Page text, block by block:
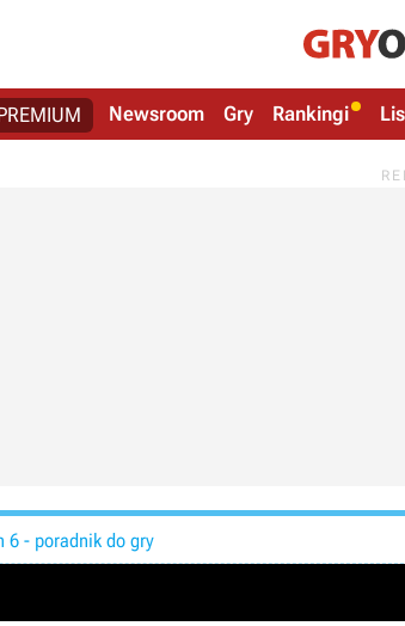
Newsroom Gry Rankingi
6 - poradnik do gry